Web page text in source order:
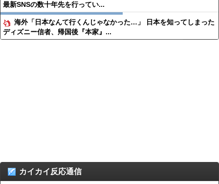
最新SNSの数十年先を行ってい...
海外「日本なんて行くんじゃなかった…」 日本を知ってしまった
ディズニー信者、帰国後『本家』...
カイカイ反応通信